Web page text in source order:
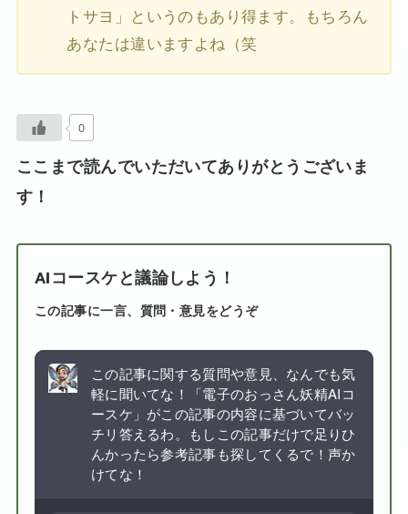
トサヨ」というのもあり得ます。もちろん
あなたは違いますよね（笑
0
ここまで読んでいただいてありがとうございま
す！
AIコースケと議論しよう！
この記事に一言、質問・意見をどうぞ
この記事に関する質問や意見、なんでも気
軽に聞いてな！「電子のおっさん妖精AIコ
ースケ」がこの記事の内容に基づいてバッ
チリ答えるわ。もしこの記事だけで足りひ
んかったら参考記事も探してくるで！声か
けてな！